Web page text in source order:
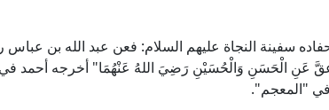
سفينة النجاة عليهم السلام: فعن عبد الله بن عباس
عَنِ الْحَسَنِ وَالْحُسَيْنِ رَضِيَ اللهُ عَنْهُمَا" أخرجه أحمد
في "المعجم".